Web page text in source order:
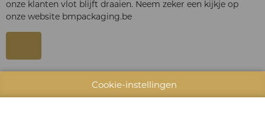
onze klanten vlot blijft draaien. Neem zeker een kijkje op
onze website bmpackaging.be
WEBSITE CATALOGUSCookie-instellingen